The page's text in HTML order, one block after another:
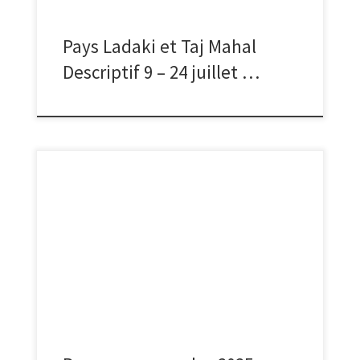
Pays Ladaki et Taj Mahal
Descriptif 9 – 24 juillet …